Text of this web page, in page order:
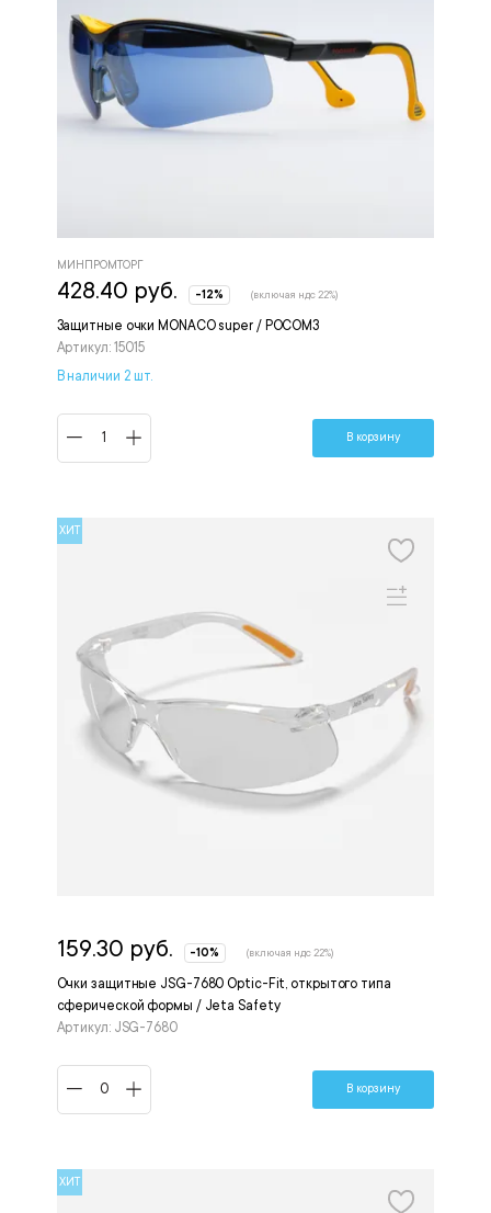
Защитные очки MONACO super / РОСОМЗ
Артикул: 15015
МИНПРОМТОРГ
428.40 руб. -12% (включая ндс 22%)
В наличии 2 шт.
В корзину
ХИТ
Очки защитные JSG-7680 Optic-Fit, открытого типа
сферической формы / Jeta Safety
Артикул: JSG-7680
159.30 руб. -10% (включая ндс 22%)
В корзину
ХИТ